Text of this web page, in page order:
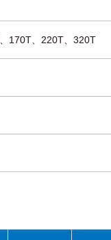
170T、220T、320T